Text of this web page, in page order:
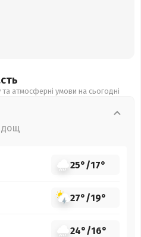
атмосферні умови на сьогодні
дощ
25°/17°
27°/19°
24°/16°